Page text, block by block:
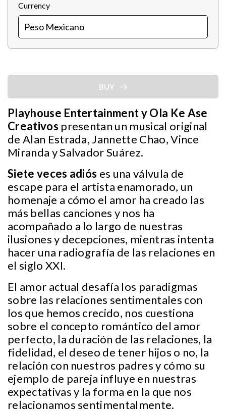
Currency
BUY
Playhouse Entertainment y Ola Ke Ase
Creativos presentan un musical original
de Alan Estrada, Jannette Chao, Vince
Miranda y Salvador Suárez.
Siete veces adiós es una válvula de
escape para el artista enamorado, un
homenaje a cómo el amor ha creado las
más bellas canciones y nos ha
acompañado a lo largo de nuestras
ilusiones y decepciones, mientras intenta
hacer una radiografía de las relaciones en
el siglo XXI.
El amor actual desafía los paradigmas
sobre las relaciones sentimentales con
los que hemos crecido, nos cuestiona
sobre el concepto romántico del amor
perfecto, la duración de las relaciones, la
fidelidad, el deseo de tener hijos o no, la
relación con nuestros padres y cómo su
ejemplo de pareja influye en nuestras
expectativas y la forma en la que nos
relacionamos sentimentalmente.